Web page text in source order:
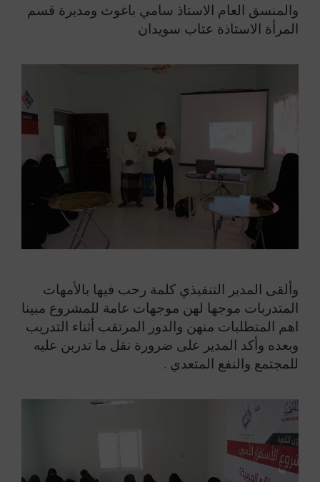
والمنسق العام الاستاذ سامي باغوث ومديرة قسم
المرأة الاستاذة عتاب سويدان
وألقى المدير التنفيذي كلمة رحب فيها بالأمهات
المتدربات موجها لهن موجهات عامة للمشروع مبينا
اهم المتطلبات منهن والدور المرتقب أثناء التدريب
وبعده وأكد المدير على ضرورة نقل ما تدربن عليه
للمجتمع والنفع المتعدي .